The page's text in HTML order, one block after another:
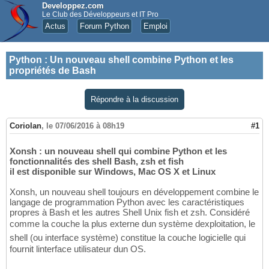
Developpez.com
Le Club des Développeurs et IT Pro
Actus Forum Python Emploi
Python : Un nouveau shell combine Python et les
propriétés de Bash
Répondre à la discussion
Coriolan, le 07/06/2016 à 08h19 #1
Xonsh : un nouveau shell qui combine Python et les
fonctionnalités des shell Bash, zsh et fish
il est disponible sur Windows, Mac OS X et Linux
Xonsh, un nouveau shell toujours en développement combine le
langage de programmation Python avec les caractéristiques
propres à Bash et les autres Shell Unix fish et zsh. Considéré
comme la couche la plus externe dun système dexploitation, le
shell (ou interface système) constitue la couche logicielle qui
fournit linterface utilisateur dun OS.